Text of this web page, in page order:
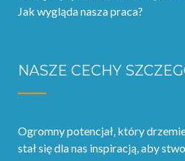
Jak wygląda nasza praca?
NASZE CECHY
Ogromny potencjał‚ który
stał się dla nas inspiracją, aby